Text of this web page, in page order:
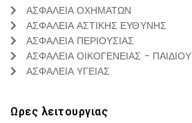
ΑΣΦΑΛΕΙΑ ΟΧΗΜΑΤΩΝ
ΑΣΦΑΛΕΙΑ ΑΣΤΙΚΗΣ ΕΥΘΥΝΗΣ
ΑΣΦΑΛΕΙΑ ΠΕΡΙΟΥΣΙΑΣ
ΑΣΦΑΛΕΙΑ ΟΙΚΟΓΕΝΕΙΑΣ - ΠΑΙΔΙΟΥ
ΑΣΦΑΛΕΙΑ ΥΓΕΙΑΣ
Ωρες λειτουργιας